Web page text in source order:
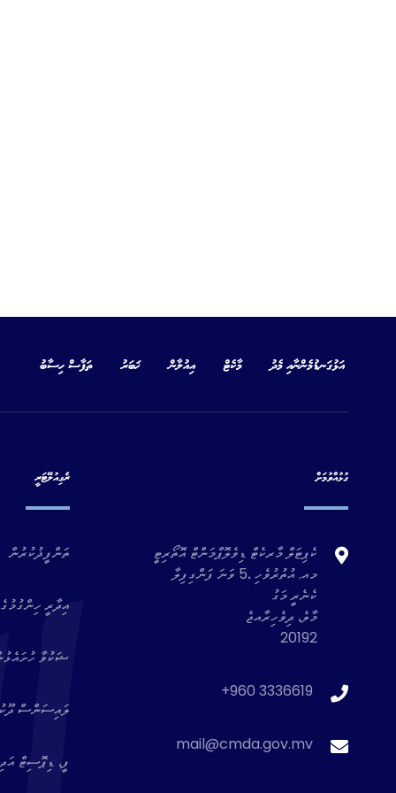
އަޅުގަނޑުމެންނާއި މެދު މާކެޓް އިއުލާން ޚަބަރު ތަފާސް ހިސާބު
ގުޅުއްވުމަށް
ކެޕިޓަލް މާރކެޓް ޑިވެލޮޕްމަންޓް އޮތޯރިޓީ
މއ. އުތުރުވެހި ،5 ވަނަ ފަންގިފިލާ
ކެނެރީ މަގު
މާލެ، ދިވެހިރާއޖެ
20192
+960 3336619
mail@cmda.gov.mv
ރެގިއުލޭޓަރީ
ތަންފީޛުކުރުން
އިދާރީ
ޝަކުވާ
ލައިސަންސް
ފީ، ޑިޕޮސިޓް